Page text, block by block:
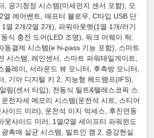
, 공기청정 시스템(미세먼지 센서 포함), 오
열 에어벤트, 애프터 블로우, C타입 USB 단
1열 2개/2열 2개), 파워아웃렛(1열 1개/러기
식 충전 도어(LED 조명), 워크 어웨이 락,
동결제 시스템(e hi-pass 기능 포함), 스마트
시스템, 레인센서, 스마트 파워테일게이트,
플레이, 서라운드 뷰 모니터, 후측방 모니터,
, 기아 디지털 키 2, 지능형 헤드램프(IFS),
림(센서 타입), 전동식 틸트&텔레스코픽 스
전자세 메모리 시스템(운전석 시트, 스티어
이드 미러), 운전석 이지 억세스, 후진연동
웃사이드 미러, 1열/2열 세이프티 파워윈도
촉매 살균 시스템, 빌트인 캠 2, 증강현실